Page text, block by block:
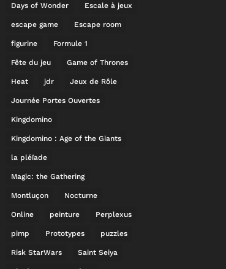
Days of Wonder Escale à jeux
escape game Escape room
figurine Formule 1
Fête du jeu Game of Thrones
Heat jdr Jeux de Rôle
Journée Portes Ouvertes
Kingdomino
Kingdomino : Age of the Giants
la pléïade
Magic: the Gathering
Montluçon Nocturne
Online peinture Perplexus
pimp Prototypes puzzles
Risk StarWars Saint Seiya